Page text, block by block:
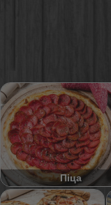
Піца